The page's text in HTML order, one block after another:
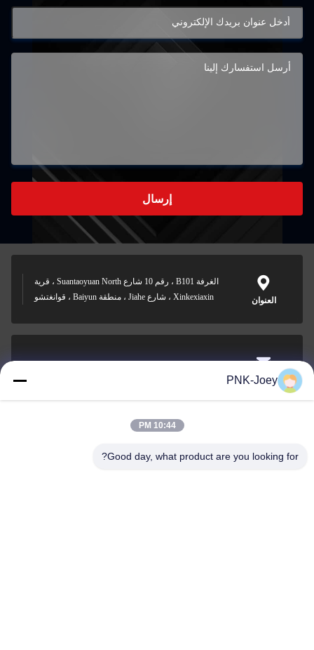
إرسال
العنوان
الغرفة B101 ، رقم 10 شارع Suantaoyuan North ، قرية
Xinkexiaxin ، شارع Jiahe ، منطقة Baiyun ، قوانغتشو
البريد
xianzhihao@gzxingchao.info
008613580404923
PNK-Joey
10:44 PM
Good day, what product are you looking for?